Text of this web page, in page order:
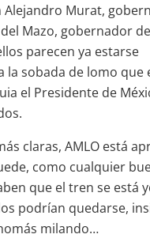
Alejandro Murat,
Mazo, gobernador
parecen ya estarse
la sobada de lomo que
el Presidente de
claras, AMLO está
como cualquier
que el tren se está
podrían quedarse,
milando…